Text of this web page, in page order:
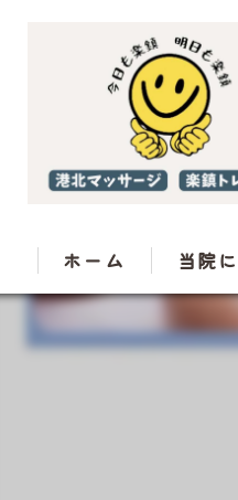
ホーム 当院